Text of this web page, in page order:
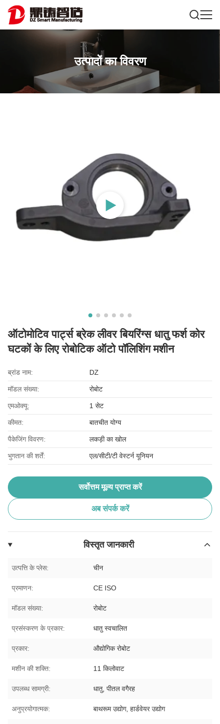
उत्पादों का विवरण
ऑटोमोटिव पार्ट्स ब्रेक लीवर बियरिंग्स धातु फर्श कोर
घटकों के लिए रोबोटिक ऑटो पॉलिशिंग मशीन
ब्रांड नाम: DZ
मॉडल संख्या: रोबोट
एमओक्यू: 1 सेट
कीमत: बातचीत योग्य
पैकेजिंग विवरण: लकड़ी का खोल
भुगतान की शर्तें: एल/सीटी/टी वेस्टर्न यूनियन
सर्वोत्तम मूल्य प्राप्त करें
अब संपर्क करें
विस्तृत जानकारी
उत्पत्ति के प्लेस: चीन
प्रमाणन: CE ISO
मॉडल संख्या: रोबोट
प्रसंस्करण के प्रकार: धातु स्वचालित
प्रकार: औद्योगिक रोबोट
मशीन की शक्ति: 11 किलोवाट
उपलब्ध सामग्री: धातु, पीतल वगैरह
अनुप्रयोगात्मक: बाथरूम उद्योग, हार्डवेयर उद्योग